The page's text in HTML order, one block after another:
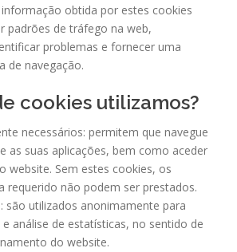
obtida por estes cookies
padrões de tráfego na web,
problemas e fornecer uma
de navegação.
cookies utilizamos?
necessários: permitem que navegue
as suas aplicações, bem como aceder
website. Sem estes cookies, os
requerido não podem ser prestados.
são utilizados anonimamente para
análise de estatísticas, no sentido de
do website.